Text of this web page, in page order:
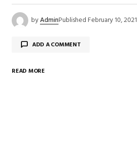
byAdminPublishedFebruary 10, 2021
ADD A COMMENT
READ MORE